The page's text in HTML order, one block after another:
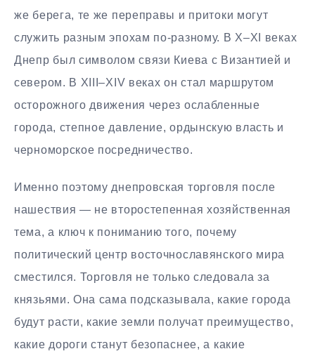
же берега, те же переправы и притоки могут
служить разным эпохам по-разному. В X–XI веках
Днепр был символом связи Киева с Византией и
севером. В XIII–XIV веках он стал маршрутом
осторожного движения через ослабленные
города, степное давление, ордынскую власть и
черноморское посредничество.
Именно поэтому днепровская торговля после
нашествия — не второстепенная хозяйственная
тема, а ключ к пониманию того, почему
политический центр восточнославянского мира
сместился. Торговля не только следовала за
князьями. Она сама подсказывала, какие города
будут расти, какие земли получат преимущество,
какие дороги станут безопаснее, а какие